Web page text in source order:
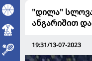
"დილა"
ანგარიშით
19:31/13-07-2023